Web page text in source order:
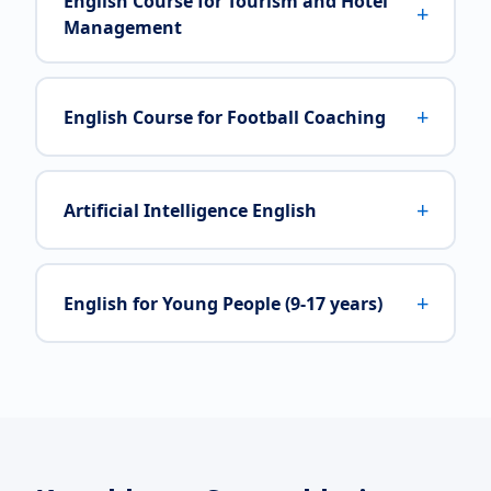
Management
+
English Course for Football Coaching +
Artificial Intelligence English +
English for Young People (9-17 years) +